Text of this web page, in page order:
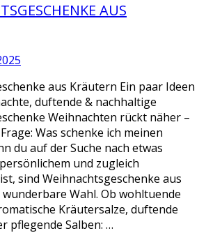
AUS
aus Kräutern Ein paar Ideen
duftende & nachhaltige
Weihnachten rückt näher –
Was schenke ich meinen
du auf der Suche nach etwas
und zugleich
sind Weihnachtsgeschenke aus
Wahl. Ob wohltuende
Kräutersalze, duftende
pflegende Salben: …